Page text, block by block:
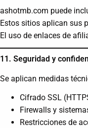
ashotmb.com puede
Estos sitios aplican sus
El uso de enlaces de
11. Seguridad y
Se aplican medidas
Cifrado SSL
Firewalls y
Restricciones de